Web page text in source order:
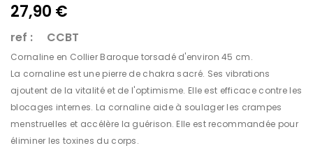
27,90 €
ref : CCBT
Cornaline en Collier Baroque torsadé d'environ 45 cm.
La cornaline est une pierre de chakra sacré. Ses vibrations
ajoutent de la vitalité et de l'optimisme. Elle est efficace contre les
blocages internes. La cornaline aide à soulager les crampes
menstruelles et accélère la guérison. Elle est recommandée pour
éliminer les toxines du corps.